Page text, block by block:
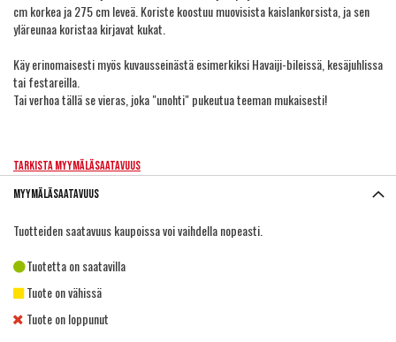
cm korkea ja 275 cm leveä. Koriste koostuu muovisista kaislankorsista, ja sen
yläreunaa koristaa kirjavat kukat.
Käy erinomaisesti myös kuvausseinästä esimerkiksi Havaiji-bileissä, kesäjuhlissa
tai festareilla.
Tai verhoa tällä se vieras, joka "unohti" pukeutua teeman mukaisesti!
Tarkista myymäläsaatavuus
Myymäläsaatavuus
Tuotteiden saatavuus kaupoissa voi vaihdella nopeasti.
Tuotetta on saatavilla
Tuote on vähissä
Tuote on loppunut